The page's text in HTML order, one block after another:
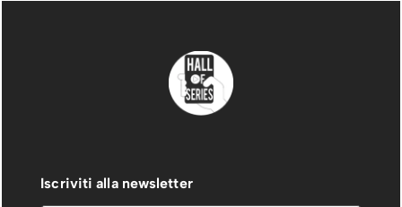
Iscriviti alla newsletter